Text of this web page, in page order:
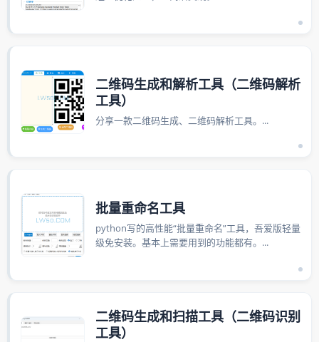
二维码生成和解析工具（二维码解析
工具）
分享一款二维码生成、二维码解析工具。...
批量重命名工具
python写的高性能“批量重命名”工具，吾爱版轻量
级免安装。基本上需要用到的功能都有。...
二维码生成和扫描工具（二维码识别
工具）